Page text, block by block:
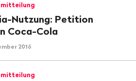
Nutzung: Petition
Coca-Cola
2016